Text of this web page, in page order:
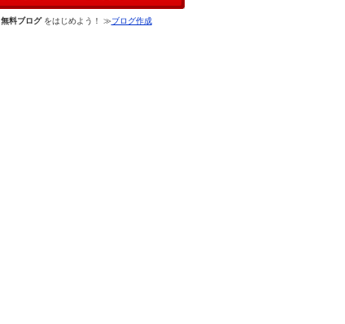
無料ブログをはじめよう！ ≫ブログ作成